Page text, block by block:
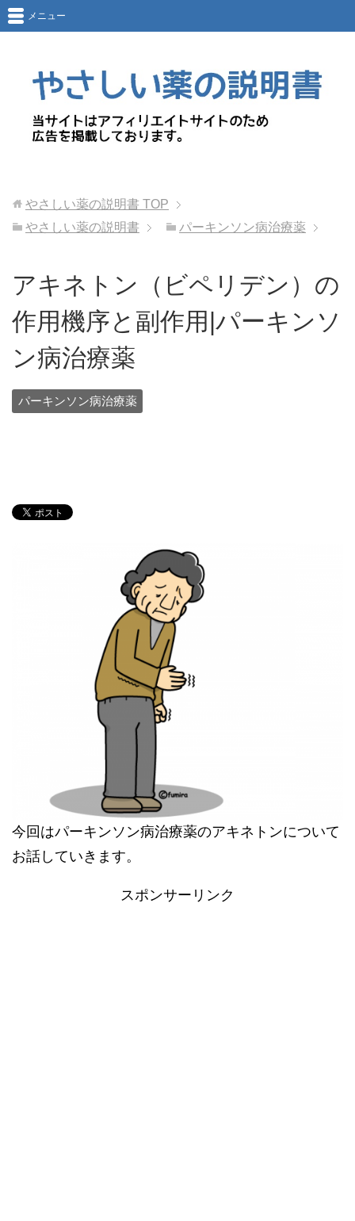
メニュー
やさしい薬の説明書 TOP
やさしい薬の説明書
パーキンソン病治療薬
アキネトン（ビペリデン）の
作用機序と副作用|パーキンソ
ン病治療薬
パーキンソン病治療薬
今回はパーキンソン病治療薬のアキネトンについて
お話していきます。
スポンサーリンク